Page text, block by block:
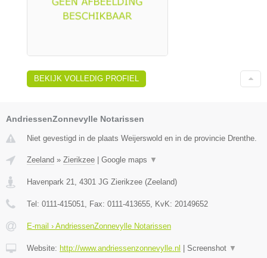
BEKIJK VOLLEDIG PROFIEL
AndriessenZonnevylle Notarissen
Niet gevestigd in de plaats Weijerswold en in de provincie Drenthe.
Zeeland » Zierikzee Google maps ▼
Havenpark 21, 4301 JG Zierikzee (Zeeland)
Tel: 0111-415051, Fax: 0111-413655, KvK: 20149652
E-mail › AndriessenZonnevylle Notarissen
Website: http://www.andriessenzonnevylle.nl Screenshot ▼